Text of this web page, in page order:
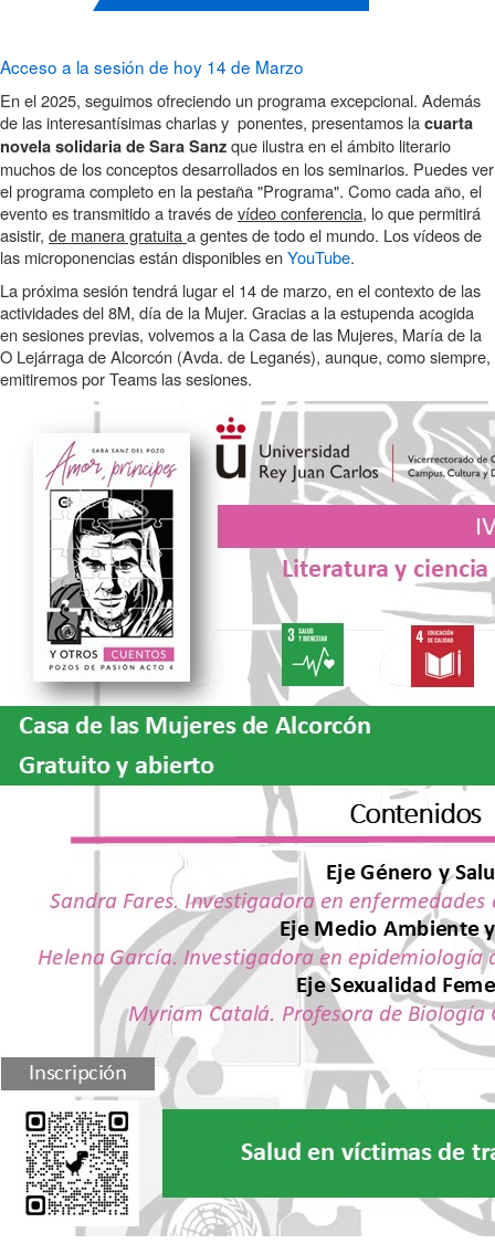
Acceso a la sesión de hoy 14 de Marzo
En el 2025, seguimos ofreciendo un programa excepcional. Además
de las interesantísimas charlas y ponentes, presentamos lacuarta
novela solidaria de Sara Sanzque ilustra en el ámbito literario
muchos de los conceptos desarrollados en los seminarios. Puedes ver
el programa completo en la pestaña "Programa". Como cada año, el
evento es transmitido a través devídeo conferencia, lo que permitirá
asistir, de manera gratuitaa gentes de todo el mundo. Los vídeos de
las microponencias están disponibles enYouTube.
La próxima sesión tendrá lugar el 14 de marzo, en el contexto de las
actividades del 8M, día de la Mujer. Gracias a la estupenda acogida
en sesiones previas, volvemos a la Casa de las Mujeres, María de la
O Lejárraga de Alcorcón (Avda. de Leganés), aunque, como siempre,
emitiremos por Teams las sesiones.